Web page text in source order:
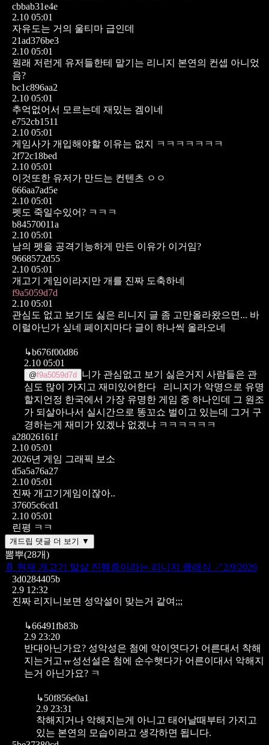
cbbab31e4e
2.10 05:01
자유도는 거의 울티마 급인데
21ad376be3
2.10 05:01
원래 저런게 유저들한테 맡기는 리니지 본연의 컨셉 아니었
음?
bc1c896aa2
2.10 05:01
추억없어서 모르는데 재밌는 겜이네
e752cb1511
2.10 05:01
게임사가 개입해야할 이유는 없지 ㅋㅋㅋㅋㅋㅋㅋ
2f72c18bed
2.10 05:01
이것또한 유저가 만드는 컨텐츠 ㅇㅇ
666aa7ad5e
2.10 05:01
펫도 죽일수있어? ㅋㅋㅋ
b84570011a
2.10 05:01
남의 펫을 공격기능하게 만든 이유가 이거임?
9668572d55
2.10 05:01
개고기 게임이라지만 개를 진짜 도축하네
f9a5059d7d
2.10 05:01
관심도 없고 보기도 싫은 리니지 글 좀 고만올라왔으면... 바
이럴아닌가 싶네 페이지마다 글이 하나씩 올라오네
↳b676f00d86
2.10 05:01
@f9a5059d7d
니가 관심없고 보기 싫은거지 사람들은 관
심도 많이 가지고 재미있어한다
리니지가 악명으로 유명
할지언정 한국에서 가장 유명한 게임 중 하나인데 그 원조
가 되살아나서 실시간으로 똥꼬쇼 벌이고 있는데 그거 구
경하는게 재미가 있겠냐 없겠냐 ㅋㅋㅋㅋㅋㅋ
a28026161f
2.10 05:01
2026년 게임 그래픽 보소
d5a5a76a27
2.10 05:01
진짜 개고기게임이잖아..
37605c6cd1
2.10 05:01
린평 ㅋㅋ
개드립 댓글 더 보기 ▼
뽐뿌(28개)
📄 현재 개고기 말살 진행중이라는 리니지 클래식 ↗ 2/9/2026
3d0284405b
2.9 12:32
진짜 리지니보면 성악설이 맞는거 같여;;;
↳66491fb83b
2.9 23:20
반대아닌가요? 성악성은 첨에 악이엿다가 어른대서 착해
지는거고ㅠ성선설은 첨에 순수햇다가 어른이대서 악해지
는거 아닌가요? ㅋ
↳50f856e0a1
2.9 23:31
착해지거나 악해지는게 아니고 태어날때부터 가지고
있는 본연의 모습이라고 생각하면 됩니다.